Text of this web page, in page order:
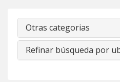
Otras categorias
Refinar búsqueda por